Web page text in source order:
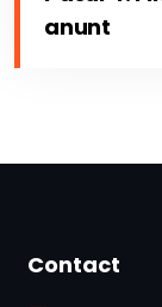
anunt
Contact